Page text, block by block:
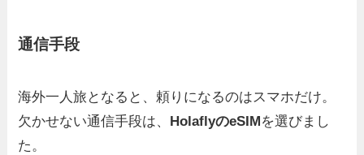
通信手段
海外一人旅となると、頼りになるのはスマホだけ。
欠かせない通信手段は、
HolaflyのeSIM を選びまし
た。